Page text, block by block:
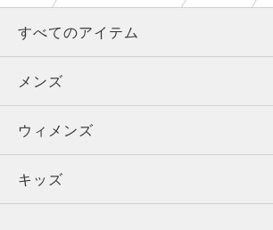
すべてのアイテム
メンズ
ウィメンズ
キッズ
メンズ
トップス
ボトムス
ウィメンズ
トップス
キッズ